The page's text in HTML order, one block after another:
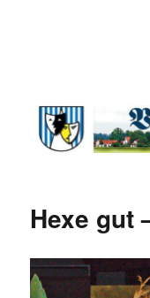
Hexe gut